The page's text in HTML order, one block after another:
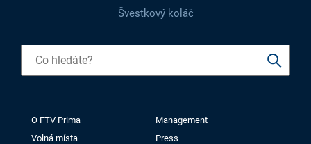
Švestkový koláč
O FTV Prima
Management
Volná místa
Press